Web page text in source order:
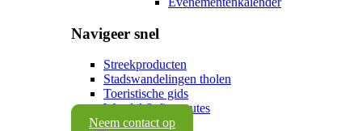
Navigeer snel
Streekproducten
Stadswandelingen tholen
Toeristische gids
Wandel & fietsroutes
Neem contact op